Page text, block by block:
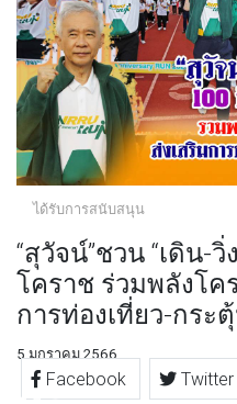
ได้รับการสนับสนุน
“สุวัจน์”ชวน “เดิน-
โคราช ร่วมพลังโค
การท่องเที่ยว-กระ
5 มกราคม 2566
Facebook Twitter